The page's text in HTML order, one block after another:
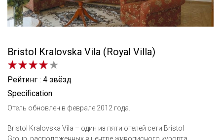
Bristol Kralovska Vila (Royal Villa)
Рейтинг : 4 звёзд
Specification
Отель обновлен в феврале 2012 года.
Bristol Kralovska Vila – один из пяти отелей сети Bristol
Group, расположенных в центре живописного курорта